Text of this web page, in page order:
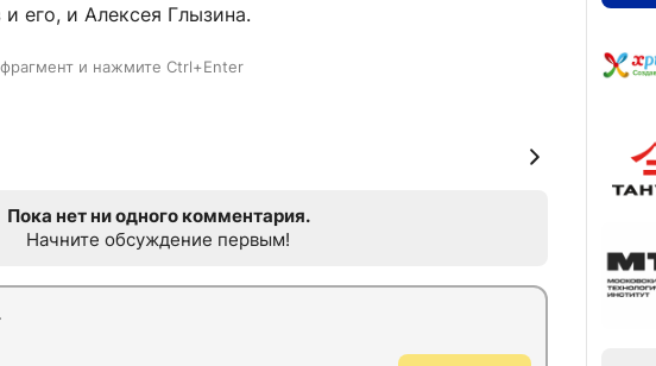
его, и Алексея Глызина.
и нажмите Ctrl+Enter
Пока нет ни одного комментария.
Начните обсуждение первым!